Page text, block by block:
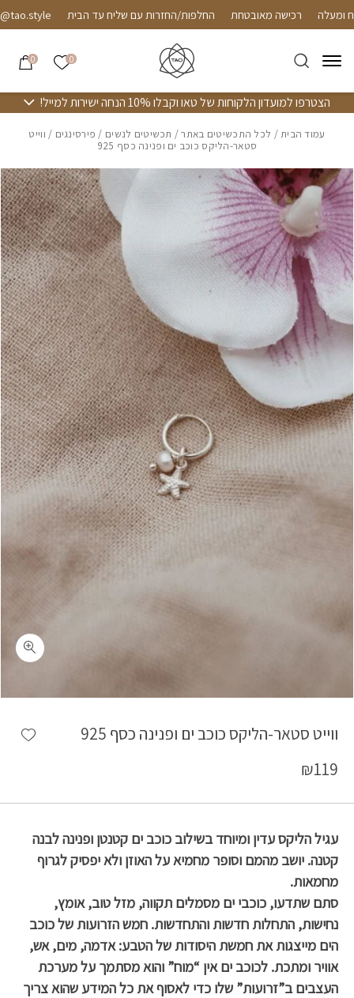
Skip to Contentרכישה מאובטחת החלפות/החזרות עם שליח עד הבית
0 הרשימה
0
הצטרפו למועדון הלקוחות של טאו וקבלו 10% הנחה ישירות למייל!
עמוד הבית/ לכל התכשיטים באתר/ תכשיטים לנשים / פירסינגים / ווייט
סטאר-הליקס כוכב ים ופנינה כסף 925
ווייט סטאר-הליקס כוכב ים ופנינה כסף 925
₪119
עגיל הליקס עדין ומיוחד בשילוב כוכב ים קטנטן ופנינה לבנה
קטנה. יושב מהמם וסופר מחמיא על האוזן ולא יפסיק לגרוף
מחמאות.
סתם שתדעו, כוכבי ים מסמלים תקווה, מזל טוב, אומץ,
נחישות, התחלות חדשות והתחדשות. חמש הזרועות של כוכב
הים מייצגות את חמשת היסודות של הטבע: אדמה, מים, אש,
אוויר ומתכת. לכוכב ים אין “מוח” והוא מסתמך על מערכת
העצבים ב”זרועות” שלו כדי לאסוף את כל המידע שהוא צריך
בחזרה למעלה